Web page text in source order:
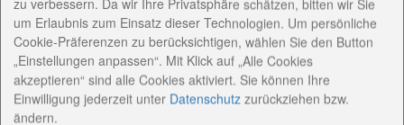
Einrichtungsanschrift /
Rechnungsanschrift
zu verbessern. Da wir Ihre Privatsphäre schätzen, bitten wir Sie
um Erlaubnis zum Einsatz dieser Technologien. Um persönliche
Cookie-Präferenzen zu berücksichtigen, wählen Sie den Button
„Einstellungen anpassen“. Mit Klick auf „Alle Cookies
akzeptieren“ sind alle Cookies aktiviert. Sie können Ihre
Einwilligung jederzeit unter Datenschutz zurückziehen bzw.
ändern.